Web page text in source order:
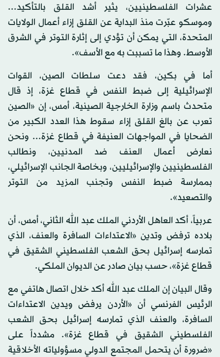
عشرات الفلسطينيين، يثير أشد القلق بالتأكيد...
وموسكو عبّرت منذ البداية عن القلق إزاء أعمال الولايات
المتحدة، التي يمكن أن تؤدي إلى إثارة التوتر في الشرق
الأوسط. وهذا ما تسببت به مع الأسف».
أما في بكين، فقد دعت سلطات الصين، القوات
الإسرائيلية إلى ضبط النفس في قطاع غزة، إذ قال
متحدث باسم وزارة الخارجية الصينية، أمس، إن «الصين
تعرب عن بالغ القلق إزاء سقوط هذا العدد الكبير من
الضحايا في المواجهات العنيفة في قطاع غزة... ونحن
نعارض أعمال العنف ضد المدنيين، ونطالب
الفلسطينيين والإسرائيليين، وبخاصة الجانب الإسرائيلي،
بممارسة ضبط النفس وتجنب المزيد من التوتر
والتصعيد».
عربياً، أكد العاهل الأردني الملك عبد الله الثاني، أمس، أن
بلاده ترفض وتدين «الاعتداءات السافرة والعنف، الذي
تمارسه إسرائيل بحق الشعب الفلسطيني الشقيق في
قطاع غزة»، حسب بيان صادر عن الديوان الملكي.
وقال البيان إن الملك عبد الله أكد خلال اتصال هاتفي مع
الرئيس الفرنسي أن «الأردن يرفض ويدين الاعتداءات
السافرة، والعنف الذي تمارسه إسرائيل بحق الشعب
الفلسطيني الشقيق في قطاع غزة». مشدداً على
«ضرورة أن يتحمل المجتمع الدولي مسؤولياته الأخلاقية